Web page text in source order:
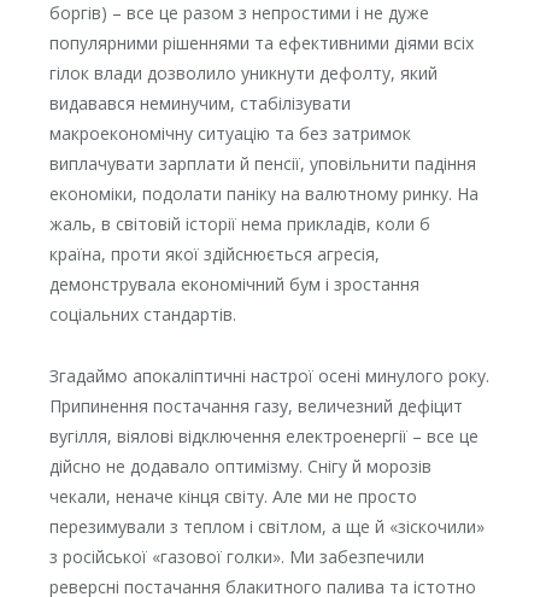
боргів) – все це разом з непростими і не дуже
популярними рішеннями та ефективними діями всіх
гілок влади дозволило уникнути дефолту, який
видавався неминучим, стабілізувати
макроекономічну ситуацію та без затримок
виплачувати зарплати й пенсії, уповільнити падіння
економіки, подолати паніку на валютному ринку. На
жаль, в світовій історії нема прикладів, коли б
країна, проти якої здійснюється агресія,
демонструвала економічний бум і зростання
соціальних стандартів.
Згадаймо апокаліптичні настрої осені минулого року.
Припинення постачання газу, величезний дефіцит
вугілля, віялові відключення електроенергії – все це
дійсно не додавало оптимізму. Снігу й морозів
чекали, неначе кінця світу. Але ми не просто
перезимували з теплом і світлом, а ще й «зіскочили»
з російської «газової голки». Ми забезпечили
реверсні постачання блакитного палива та істотно